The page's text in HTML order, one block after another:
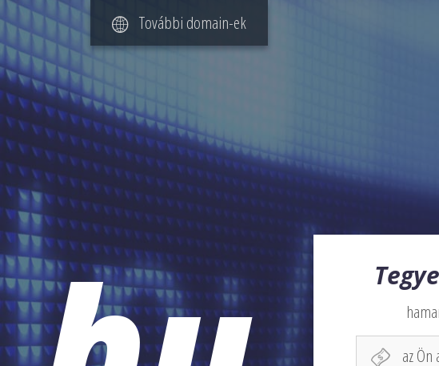
További domain-ek